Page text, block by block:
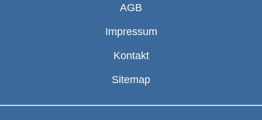
AGB
Impressum
Kontakt
Sitemap